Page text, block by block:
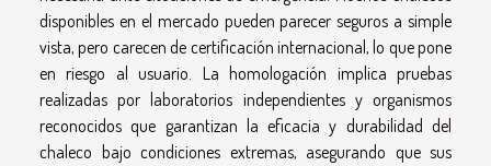
disponibles en el mercado pueden parecer seguros a simple
vista, pero carecen de certificación internacional, lo que pone
en riesgo al usuario. La homologación implica pruebas
realizadas por laboratorios independientes y organismos
reconocidos que garantizan la eficacia y durabilidad del
chaleco bajo condiciones extremas, asegurando que sus